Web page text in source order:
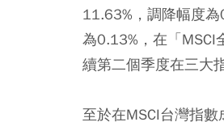
11.63%，調降幅度
為0.13%，在「MSCI
續第二個季度在三大
至於在MSCI台灣指